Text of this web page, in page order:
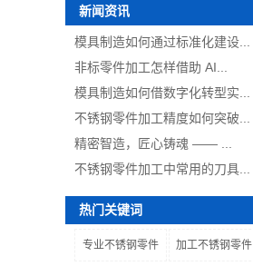
新闻资讯
模具制造如何通过标准化建设...
非标零件加工怎样借助 AI...
模具制造如何借数字化转型实...
不锈钢零件加工精度如何突破...
精密智造，匠心铸魂 —— ...
不锈钢零件加工中常用的刀具...
热门关键词
专业不锈钢零件 加工不锈钢零件